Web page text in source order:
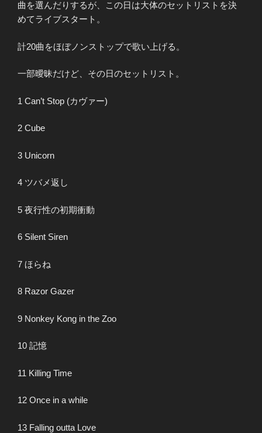
曲を選んだりするが、この日は大体のセットリストを決
めてライブスタート。
計20曲をほぼノンストップで歌い上げる。
一部曖昧だけど、その日のセットリスト。
1 Can’t Stop (カヴァー)
2 Cube
3 Unicorn
4 ツバメ返し
5 夜行性の初期衝動
6 Silent Siren
7 ほらね
8 Razor Gazer
9 Nonkey Kong in the Zoo
10 記憶
11 Killing Time
12 Once in a while
13 Falling outta Love